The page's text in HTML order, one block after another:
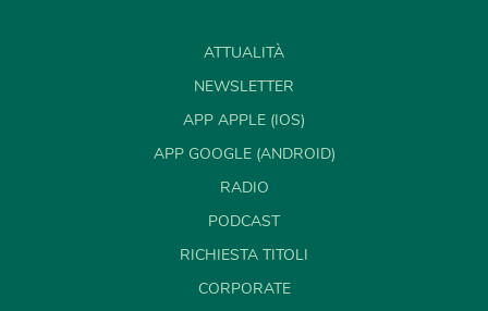
ATTUALITÀ
NEWSLETTER
APP APPLE (IOS)
APP GOOGLE (ANDROID)
RADIO
PODCAST
RICHIESTA TITOLI
CORPORATE